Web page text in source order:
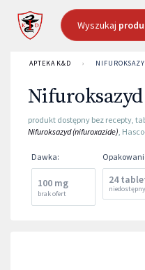
Wyszukaj
APTEKA K&D ›
Nifuroksazyd
produkt dostępny bez recepty,
Nifuroksazyd (nifuroxazide),
Dawka:
100 mg
brak ofert
24
niedostępny